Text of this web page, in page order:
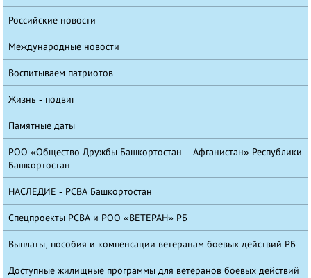
Российские новости
Международные новости
Воспитываем патриотов
Жизнь - подвиг
Памятные даты
РОО «Общество Дружбы Башкортостан – Афганистан» Республики
Башкортостан
НАСЛЕДИЕ - РСВА Башкортостан
Спецпроекты РСВА и РОО «ВЕТЕРАН» РБ
Выплаты, пособия и компенсации ветеранам боевых действий РБ
Доступные жилищные программы для ветеранов боевых действий